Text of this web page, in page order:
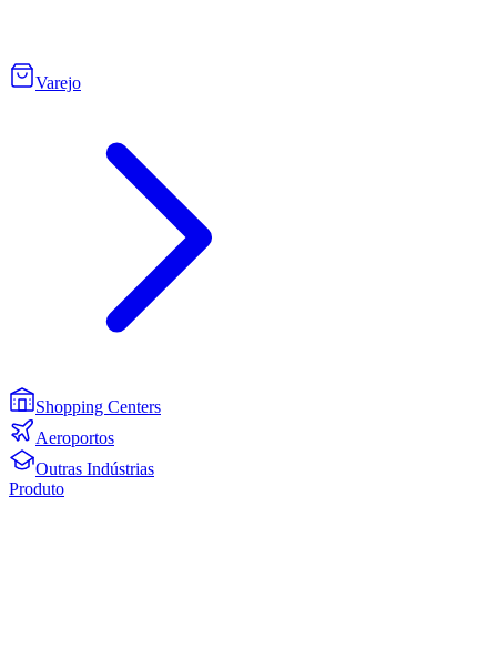
Varejo
Shopping Centers
Aeroportos
Outras Indústrias
Produto